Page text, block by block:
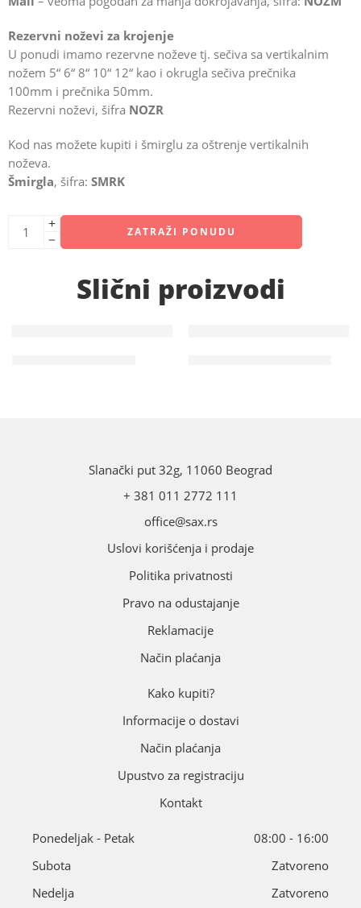
Rezervni noževi za krojenje
U ponudi imamo rezervne noževe tj. sečiva sa vertikalnim
nožem 5“ 6“ 8“ 10“ 12“ kao i okrugla sečiva prečnika
100mm i prečnika 50mm.
Rezervni noževi, šifra NOZR
Kod nas možete kupiti i šmirglu za oštrenje vertikalnih
noževa.
Šmirgla, šifra: SMRK
ZATRAŽI PONUDU
Slični proizvodi
Slanački put 32g, 11060 Beograd
+ 381 011 2772 111
office@sax.rs
Uslovi korišćenja i prodaje
Politika privatnosti
Pravo na odustajanje
Reklamacije
Način plaćanja
Kako kupiti?
Informacije o dostavi
Način plaćanja
Upustvo za registraciju
Kontakt
Ponedeljak - Petak
08:00 - 16:00
Subota
Zatvoreno
Nedelja
Zatvoreno